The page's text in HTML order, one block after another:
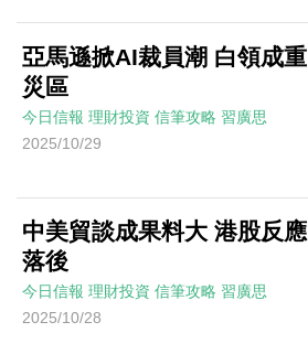
亞馬遜掀AI裁員潮 白領成重
災區
今日信報 理財投資 信筆攻略 習廣思
2025/10/29
中美貿談成果料大 港股反應
落後
今日信報 理財投資 信筆攻略 習廣思
2025/10/28